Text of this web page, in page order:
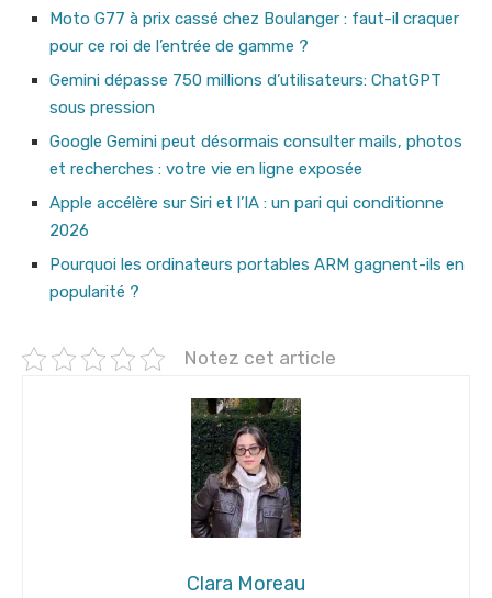
Moto G77 à prix cassé chez Boulanger : faut-il craquer
pour ce roi de l’entrée de gamme ?
Gemini dépasse 750 millions d’utilisateurs: ChatGPT
sous pression
Google Gemini peut désormais consulter mails, photos
et recherches : votre vie en ligne exposée
Apple accélère sur Siri et l’IA : un pari qui conditionne
2026
Pourquoi les ordinateurs portables ARM gagnent-ils en
popularité ?
Notez cet article
Clara Moreau